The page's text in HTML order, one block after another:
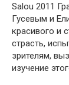
Salou 2011
Гусевым и
красивого и
страсть,
зрителям,
изучение